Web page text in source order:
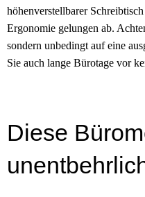
höhenverstellbarer
Ergonomie gelungen ab.
sondern unbedingt auf eine
Sie auch lange Bürotage vor
Diese